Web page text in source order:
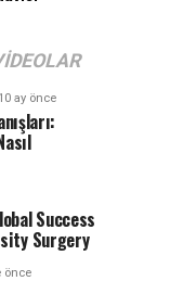
10 ay önce
Success
Surgery
önce